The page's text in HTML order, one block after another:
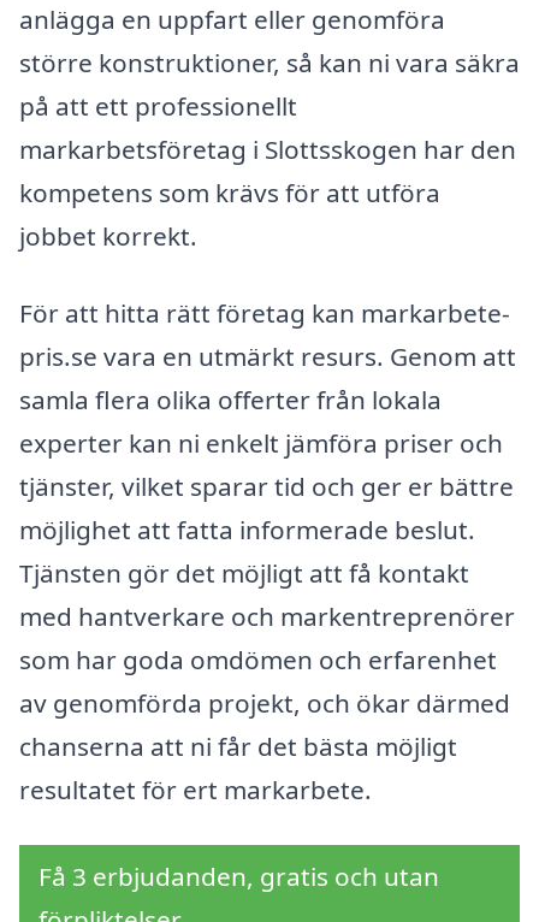
anlägga en uppfart eller genomföra
större konstruktioner, så kan ni vara säkra
på att ett professionellt
markarbetsföretag i Slottsskogen har den
kompetens som krävs för att utföra
jobbet korrekt.
För att hitta rätt företag kan markarbete-
pris.se vara en utmärkt resurs. Genom att
samla flera olika offerter från lokala
experter kan ni enkelt jämföra priser och
tjänster, vilket sparar tid och ger er bättre
möjlighet att fatta informerade beslut.
Tjänsten gör det möjligt att få kontakt
med hantverkare och markentreprenörer
som har goda omdömen och erfarenhet
av genomförda projekt, och ökar därmed
chanserna att ni får det bästa möjligt
resultatet för ert markarbete.
Få 3 erbjudanden, gratis och utan